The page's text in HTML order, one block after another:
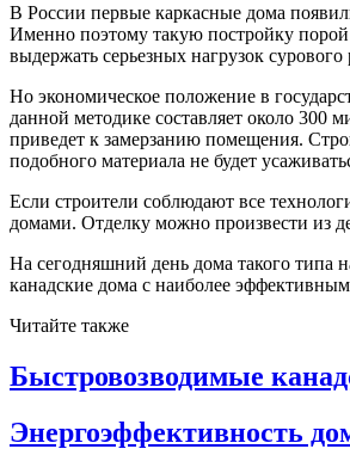
В России первые каркасные дома
Именно поэтому такую постройку порой
выдержать серьезных нагрузок
Но экономическое положение в
данной методике составляет около 300
приведет к замерзанию помещения.
подобного материала не будет
Если строители соблюдают все
домами. Отделку можно произвести из
На сегодняшний день дома такого типа
канадские дома с наиболее
Читайте также
Быстровозводимые
Энергоэффективность